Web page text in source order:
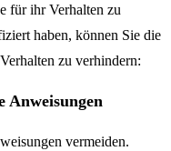
für ihr Verhalten zu
haben, können Sie die
zu verhindern:
Anweisungen
vermeiden.